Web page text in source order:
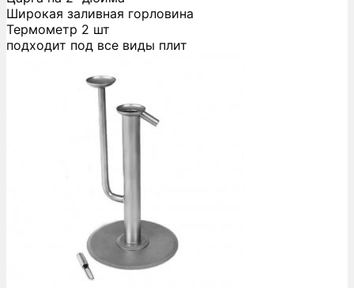
Широкая заливная горловина
Термометр 2 шт
подходит под все виды плит